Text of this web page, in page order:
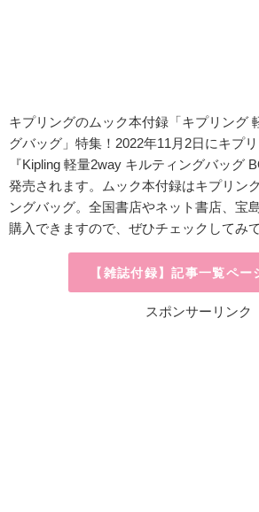
キプリングのムック本付録「キプリング
グバッグ」特集！2022年11月2日にキプ
『Kipling 軽量2way キルティングバッグ
発売されます。ムック本付録はキプリン
ングバッグ。全国書店やネット書店、宝
購入できますので、ぜひチェックしてみ
【雑誌付録】記事一覧ペー
スポンサーリンク